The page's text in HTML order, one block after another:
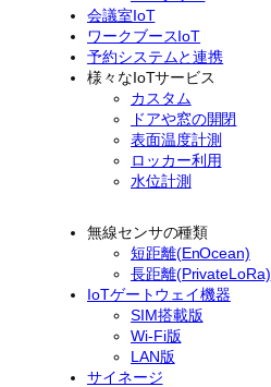
会議室IoT
ワークブースIoT
予約システムと連携
様々なIoTサービス
カスタム
ドアや窓の開閉
表面温度計測
ロッカー利用
水位計測
無線センサの種類
短距離(EnOcean)
長距離(PrivateLoRa)
IoTゲートウェイ機器
SIM搭載版
Wi-Fi版
LAN版
サイネージ